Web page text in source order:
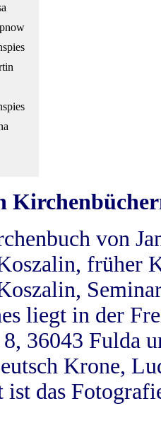
von
früher
liegt in der
36043 Fulda
Krone,
das